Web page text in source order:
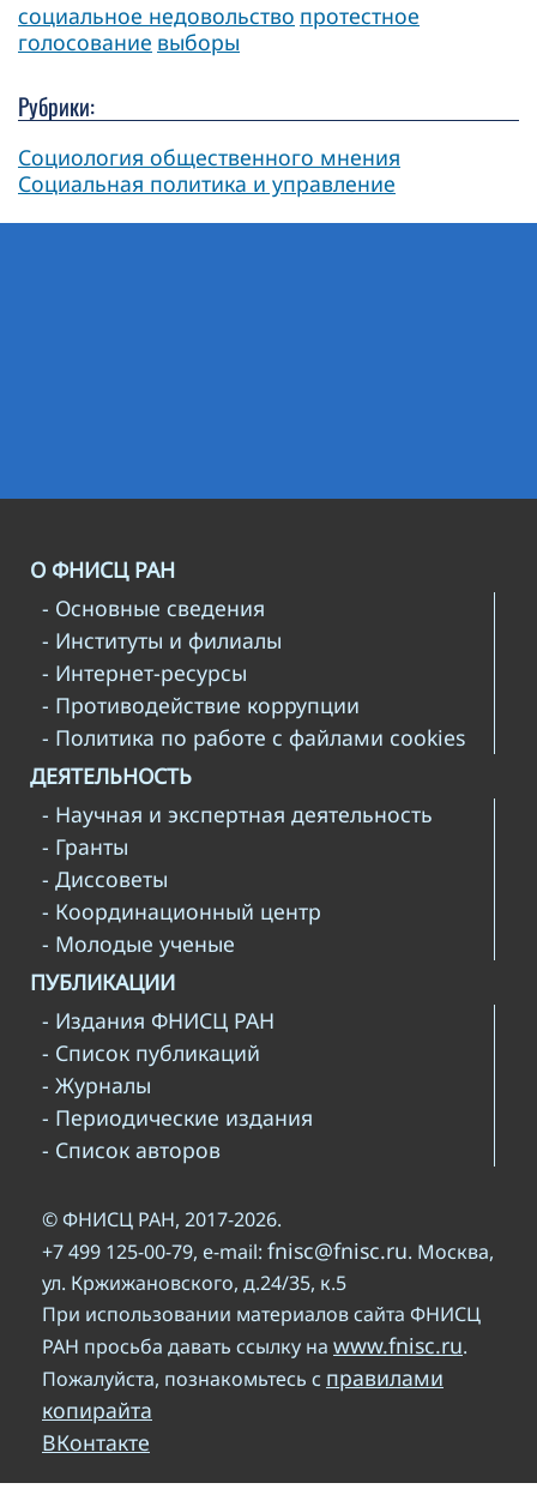
социальное недовольство протестное
голосование выборы
Рубрики:
Социология общественного мнения
Социальная политика и управление
О ФНИСЦ РАН
- Основные сведения
- Институты и филиалы
- Интернет-ресурсы
- Противодействие коррупции
- Политика по работе с файлами cookies
ДЕЯТЕЛЬНОСТЬ
- Научная и экспертная деятельность
- Гранты
- Диссоветы
- Координационный центр
- Молодые ученые
ПУБЛИКАЦИИ
- Издания ФНИСЦ РАН
- Список публикаций
- Журналы
- Периодические издания
- Список авторов
© ФНИСЦ РАН, 2017-2026.
+7 499 125-00-79, e-mail: fnisc@fnisc.ru. Москва,
ул. Кржижановского, д.24/35, к.5
При использовании материалов сайта ФНИСЦ
РАН просьба давать ссылку на www.fnisc.ru.
Пожалуйста, познакомьтесь с правилами
копирайта
ВКонтакте